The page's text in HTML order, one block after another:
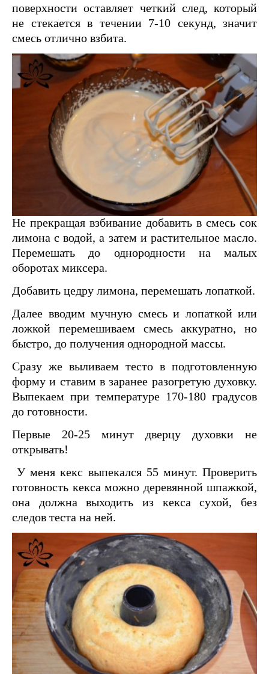
поверхности оставляет четкий след, который
не стекается в течении 7-10 секунд, значит
смесь отлично взбита.
Не прекращая взбивание добавить в смесь сок
лимона с водой, а затем и растительное масло.
Перемешать до однородности на малых
оборотах миксера.
Добавить цедру лимона, перемешать лопаткой.
Далее вводим мучную смесь и лопаткой или
ложкой перемешиваем смесь аккуратно, но
быстро, до получения однородной массы.
Сразу же выливаем тесто в подготовленную
форму и ставим в заранее разогретую духовку.
Выпекаем при температуре 170-180 градусов
до готовности.
Первые 20-25 минут дверцу духовки не
открывать!
У меня кекс выпекался 55 минут. Проверить
готовность кекса можно деревянной шпажкой,
она должна выходить из кекса сухой, без
следов теста на ней.